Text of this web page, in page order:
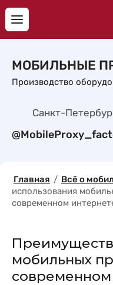
МОБИЛЬНЫЕ
Производство
Санкт-
Главная / Всё о
использования
современном
мобильных
современном